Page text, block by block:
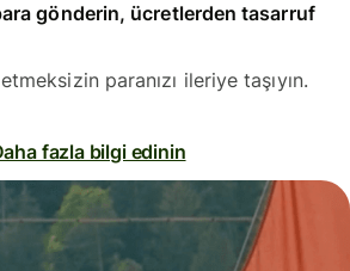
gönderin, ücretlerden tasarruf
paranızı ileriye taşıyın.
fazla bilgi edinin